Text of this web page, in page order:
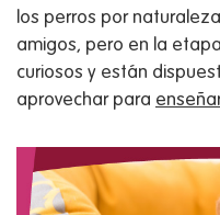
los perros por
amigos, pero en la
curiosos y están
aprovechar para